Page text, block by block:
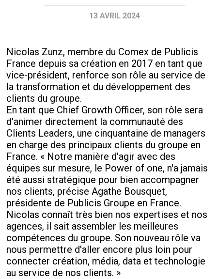
13 AVRIL 2024
Nicolas Zunz, membre du Comex de Publicis
France depuis sa création en 2017 en tant que
vice-président, renforce son rôle au service de
la transformation et du développement des
clients du groupe.
En tant que Chief Growth Officer, son rôle sera
d'animer directement la communauté des
Clients Leaders, une cinquantaine de managers
en charge des principaux clients du groupe en
France. « Notre manière d'agir avec des
équipes sur mesure, le Power of one, n'a jamais
été aussi stratégique pour bien accompagner
nos clients, précise Agathe Bousquet,
présidente de Publicis Groupe en France.
Nicolas connaît très bien nos expertises et nos
agences, il sait assembler les meilleures
compétences du groupe. Son nouveau rôle va
nous permettre d'aller encore plus loin pour
connecter création, média, data et technologie
au service de nos clients. »